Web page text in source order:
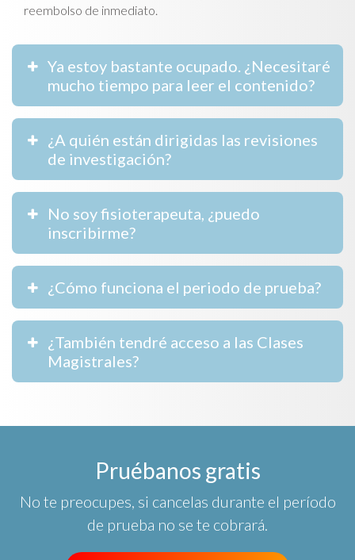
reembolso de inmediato.
Ya estoy bastante ocupado. ¿Necesitaré
mucho tiempo para leer el contenido?
¿A quién están dirigidas las revisiones
de investigación?
No soy fisioterapeuta, ¿puedo
inscribirme?
¿Cómo funciona el periodo de prueba?
¿También tendré acceso a las Clases
Magistrales?
Pruébanos gratis
No te preocupes, si cancelas durante el período
de prueba no se te cobrará.